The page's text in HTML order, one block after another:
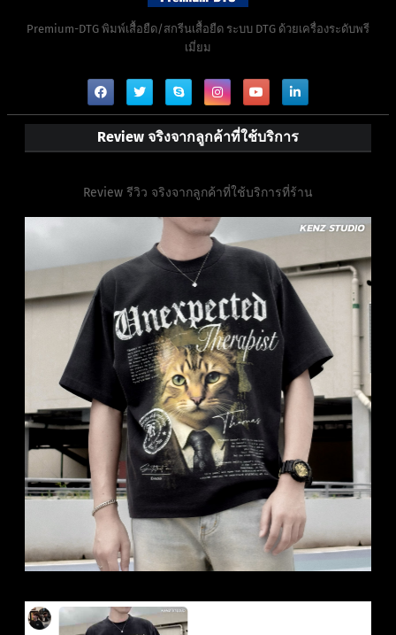
Premium-DTG พิมพ์เสื้อยืด/สกรีนเสื้อยืด ระบบ DTG ด้วยเครื่องระดับพรี
เมี่ยม
Review จริงจากลูกค้าที่ใช้บริการ
Review รีวิว จริงจากลูกค้าที่ใช้บริการที่ร้าน